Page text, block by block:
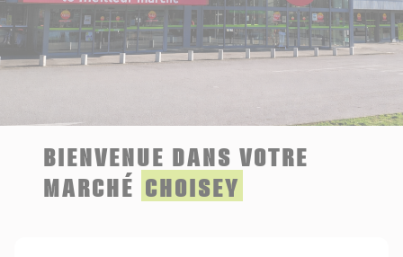
BIENVENUE DANS VOTRE
MARCHÉ CHOISEY